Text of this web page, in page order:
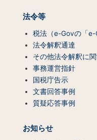
法令等
税法（e-Govの「e-
法令解釈通達
その他法令解釈に
事務運営指針
国税庁告示
文書回答事例
質疑応答事例
お知らせ